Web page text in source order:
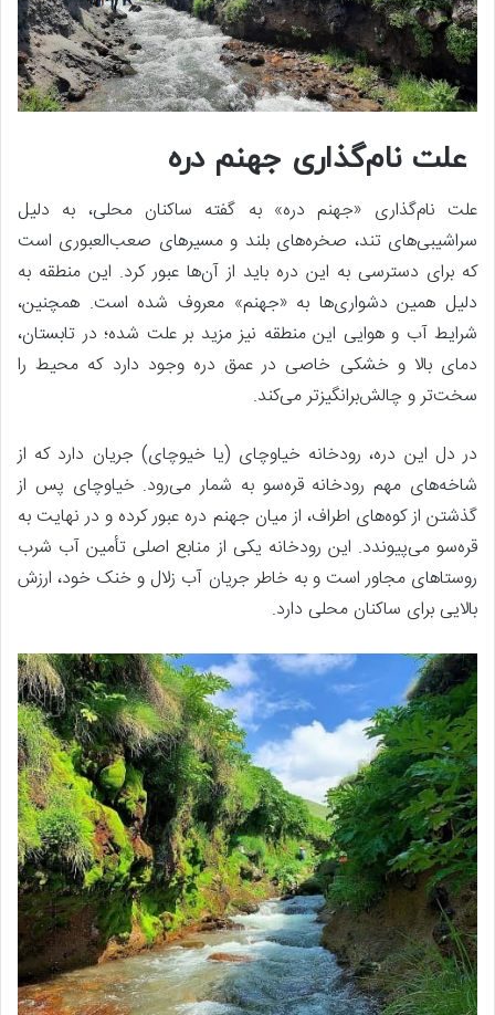
علت نام‌گذاری جهنم دره
علت نام‌گذاری «جهنم دره» به گفته ساکنان محلی، به دلیل
سراشیبی‌های تند، صخره‌های بلند و مسیرهای صعب‌العبوری است
که برای دسترسی به این دره باید از آن‌ها عبور کرد. این منطقه به
دلیل همین دشواری‌ها به «جهنم» معروف شده است. همچنین،
شرایط آب و هوایی این منطقه نیز مزید بر علت شده؛ در تابستان،
دمای بالا و خشکی خاصی در عمق دره وجود دارد که محیط را
سخت‌تر و چالش‌برانگیزتر می‌کند.
در دل این دره، رودخانه خیاوچای (یا خیوچای) جریان دارد که از
شاخه‌های مهم رودخانه قره‌سو به شمار می‌رود. خیاوچای پس از
گذشتن از کوه‌های اطراف، از میان جهنم دره عبور کرده و در نهایت به
قره‌سو می‌پیوندد. این رودخانه یکی از منابع اصلی تأمین آب شرب
روستاهای مجاور است و به خاطر جریان آب زلال و خنک خود، ارزش
بالایی برای ساکنان محلی دارد.